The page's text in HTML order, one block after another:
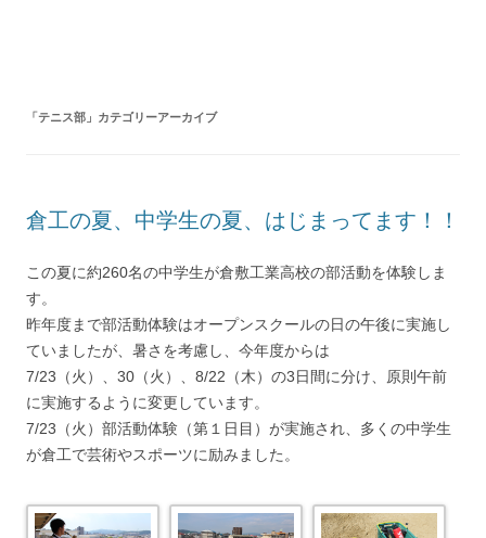
キ
「テニス部 」カテゴリーアーカイブ
倉工の夏、中学生の夏、はじまってます！！
この夏に約260名の中学生が倉敷工業高校の部活動を体験しま
す。
昨年度まで部活動体験はオープンスクールの日の午後に実施し
ていましたが、暑さを考慮し、今年度からは
7/23（火）、30（火）、8/22（木）の3日間に分け、原則午前
に実施するように変更しています。
7/23（火）部活動体験（第１日目）が実施され、多くの中学生
が倉工で芸術やスポーツに励みました。